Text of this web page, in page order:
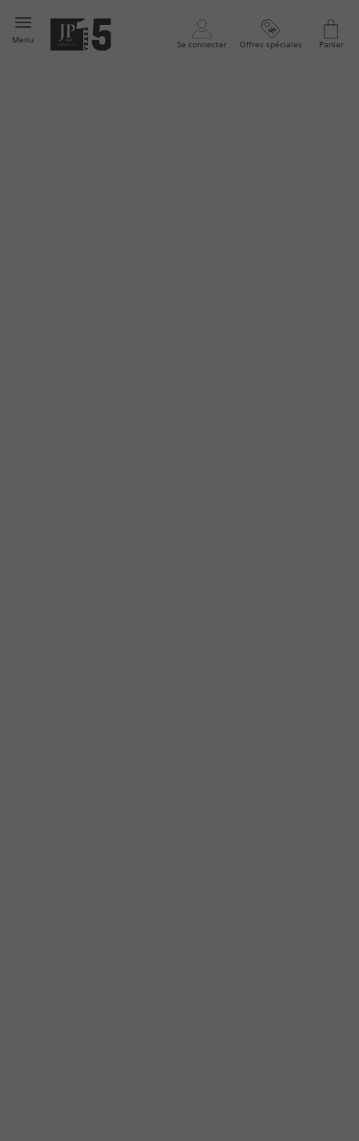
Menu Se connecter Offres spéciales Panier